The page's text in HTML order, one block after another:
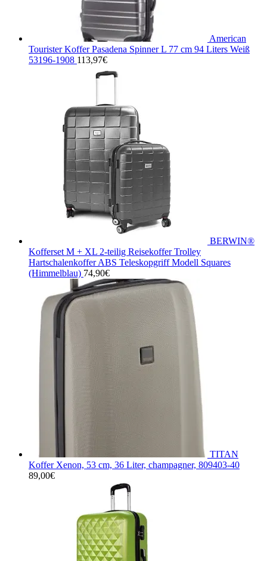
American
Tourister Koffer Pasadena Spinner L 77 cm 94 Liters Weiß
53196-1908 113,97€
BERWIN®
Kofferset M + XL 2-teilig Reisekoffer Trolley
Hartschalenkoffer ABS Teleskopgriff Modell Squares
(Himmelblau) 74,90€
TITAN
Koffer Xenon, 53 cm, 36 Liter, champagner, 809403-40
89,00€